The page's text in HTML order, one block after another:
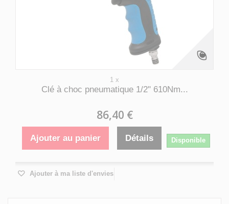
1 x
Clé à choc pneumatique 1/2" 610Nm...
86,40 €
Ajouter au panier Détails Disponible
Ajouter à ma liste d'envies